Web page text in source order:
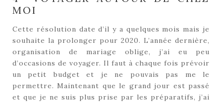
MOI
Cette résolution date d’il y a quelques mois mais je
souhaite la prolonger pour 2020. L’année dernière,
organisation de mariage oblige, j’ai eu peu
d’occasions de voyager. Il faut à chaque fois prévoir
un petit budget et je ne pouvais pas me le
permettre. Maintenant que le grand jour est passé
et que je ne suis plus prise par les préparatifs, j’ai